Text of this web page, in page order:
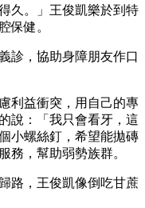
久。」王俊凱樂於到特
保健。
診，協助身障朋友作口
利益衝突，用自己的專
說：「我只會看牙，這
小螺絲釘，希望能拋磚
務，幫助弱勢族群。
路，王俊凱像倒吃甘蔗